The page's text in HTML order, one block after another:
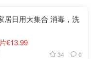
居日用大集合 消毒，洗
€13.99
34 0